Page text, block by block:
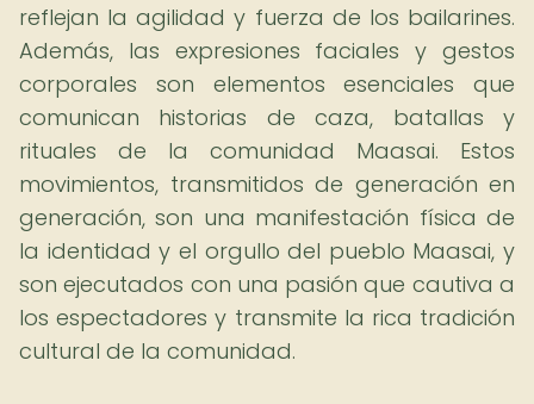
reflejan la agilidad y fuerza de los bailarines.
Además, las expresiones faciales y gestos
corporales son elementos esenciales que
comunican historias de caza, batallas y
rituales de la comunidad Maasai. Estos
movimientos, transmitidos de generación en
generación, son una manifestación física de
la identidad y el orgullo del pueblo Maasai, y
son ejecutados con una pasión que cautiva a
los espectadores y transmite la rica tradición
cultural de la comunidad.